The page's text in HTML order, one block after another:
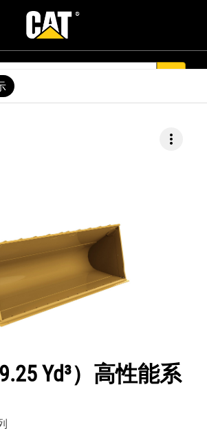
more_vert
Yd³）高性能系